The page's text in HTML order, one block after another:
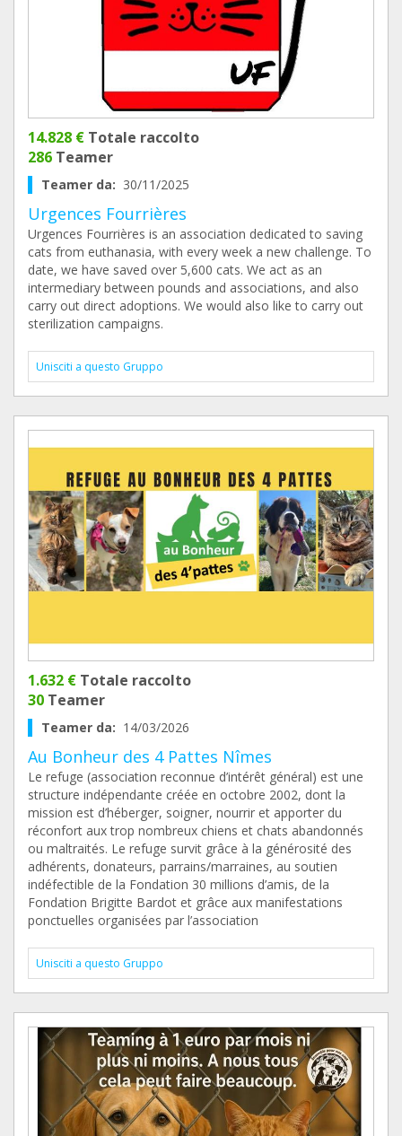
14.828 € Totale raccolto
286 Teamer
Teamer da: 30/11/2025
Urgences Fourrières
Urgences Fourrières is an association dedicated to saving
cats from euthanasia, with every week a new challenge. To
date, we have saved over 5,600 cats. We act as an
intermediary between pounds and associations, and also
carry out direct adoptions. We would also like to carry out
sterilization campaigns.
Unisciti a questo Gruppo
1.632 € Totale raccolto
30 Teamer
Teamer da: 14/03/2026
Au Bonheur des 4 Pattes Nîmes
Le refuge (association reconnue d’intérêt général) est une
structure indépendante créée en octobre 2002, dont la
mission est d’héberger, soigner, nourrir et apporter du
réconfort aux trop nombreux chiens et chats abandonnés
ou maltraités. Le refuge survit grâce à la générosité des
adhérents, donateurs, parrains/marraines, au soutien
indéfectible de la Fondation 30 millions d’amis, de la
Fondation Brigitte Bardot et grâce aux manifestations
ponctuelles organisées par l’association
Unisciti a questo Gruppo